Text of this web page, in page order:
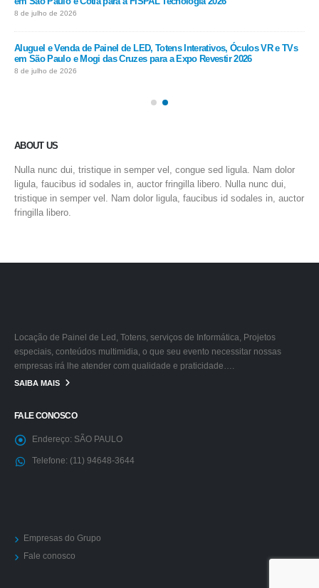
8 de julho de 2026
Aluguel e Venda de Painel de LED, Totens Interativos, Óculos VR e TVs
em São Paulo e Mogi das Cruzes para a Expo Revestir 2026
8 de julho de 2026
ABOUT US
Nulla nunc dui, tristique in semper vel, congue sed ligula. Nam dolor
ligula, faucibus id sodales in, auctor fringilla libero. Nulla nunc dui,
tristique in semper vel. Nam dolor ligula, faucibus id sodales in, auctor
fringilla libero.
Locação de Painel de Led, Totens, serviços de Informática, Projetos
especiais, conteúdos multimidia, o que seu evento necessitar nossas
empresas irá lhe atender com qualidade e praticidade….
SAIBA MAIS
FALE CONOSCO
Endereço: SÃO PAULO
Telefone: (11) 94648-3644
Empresas do Grupo
Fale conosco